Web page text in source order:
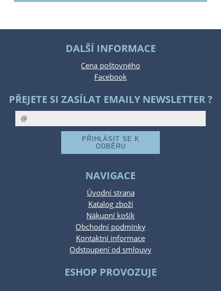
DALŠÍ INFORMACE
Cena poštovného
Facebook
PŘEJETE SI ZASÍLAT EMAILY NEWSLETTER ?
NAVIGACE
Úvodní strana
Katalog zboží
Nákupní košík
Obchodní podmínky
Kontaktní informace
Odstoupení od smlouvy
ESHOP PROVOZUJE